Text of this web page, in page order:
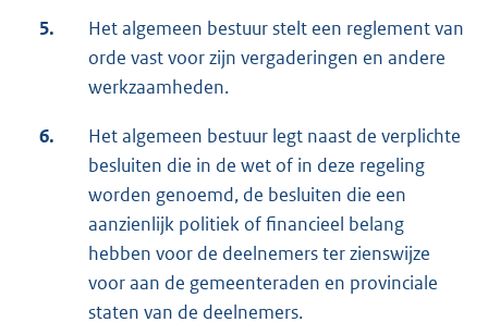
5.
Het algemeen bestuur stelt een reglement van
orde vast voor zijn vergaderingen en andere
werkzaamheden.
6.
Het algemeen bestuur legt naast de verplichte
besluiten die in de wet of in deze regeling
worden genoemd, de besluiten die een
aanzienlijk politiek of financieel belang
hebben voor de deelnemers ter zienswijze
voor aan de gemeenteraden en provinciale
staten van de deelnemers.